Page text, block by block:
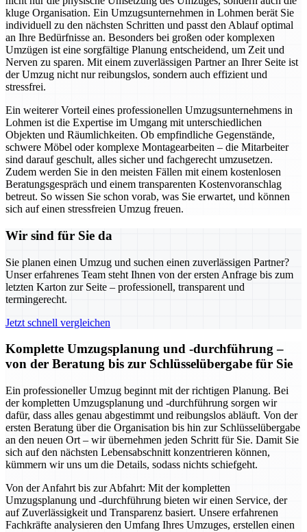
kluge Organisation. Ein Umzugsunternehmen in Lohmen berät Sie
individuell zu den nächsten Schritten und passt den Ablauf optimal
an Ihre Bedürfnisse an. Besonders bei großen oder komplexen
Umzügen ist eine sorgfältige Planung entscheidend, um Zeit und
Nerven zu sparen. Mit einem zuverlässigen Partner an Ihrer Seite ist
der Umzug nicht nur reibungslos, sondern auch effizient und
stressfrei.
Ein weiterer Vorteil eines professionellen Umzugsunternehmens in
Lohmen ist die Expertise im Umgang mit unterschiedlichen
Objekten und Räumlichkeiten. Ob empfindliche Gegenstände,
schwere Möbel oder komplexe Montagearbeiten – die Mitarbeiter
sind darauf geschult, alles sicher und fachgerecht umzusetzen.
Zudem werden Sie in den meisten Fällen mit einem kostenlosen
Beratungsgespräch und einem transparenten Kostenvoranschlag
betreut. So wissen Sie schon vorab, was Sie erwartet, und können
sich auf einen stressfreien Umzug freuen.
Wir sind für Sie da
Sie planen einen Umzug und suchen einen zuverlässigen Partner?
Unser erfahrenes Team steht Ihnen von der ersten Anfrage bis zum
letzten Karton zur Seite – professionell, transparent und
termingerecht.
Jetzt schnell vergleichen
Komplette Umzugsplanung und -durchführung –
von der Beratung bis zur Schlüsselübergabe für Sie
Ein professioneller Umzug beginnt mit der richtigen Planung. Bei
der kompletten Umzugsplanung und -durchführung sorgen wir
dafür, dass alles genau abgestimmt und reibungslos abläuft. Von der
ersten Beratung über die Organisation bis hin zur Schlüsselübergabe
an den neuen Ort – wir übernehmen jeden Schritt für Sie. Damit Sie
sich auf den nächsten Lebensabschnitt konzentrieren können,
kümmern wir uns um die Details, sodass nichts schiefgeht.
Von der Anfahrt bis zur Abfahrt: Mit der kompletten
Umzugsplanung und -durchführung bieten wir einen Service, der
auf Zuverlässigkeit und Transparenz basiert. Unsere erfahrenen
Fachkräfte analysieren den Umfang Ihres Umzuges, erstellen einen